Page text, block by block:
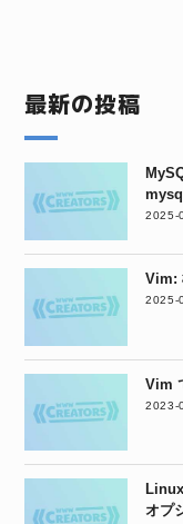
最新の投稿
2025-
Vim:
2025-
Vim
2023-
オプ